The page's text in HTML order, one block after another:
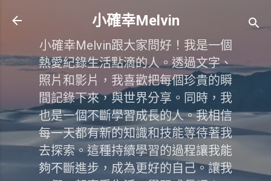
跳到主要內容
小確幸Melvin
小確幸Melvin跟大家問好！我是一個
熱愛紀錄生活點滴的人。透過文字、
照片和影片，我喜歡把每個珍貴的瞬
間記錄下來，與世界分享。同時，我
也是一個不斷學習成長的人。我相信
每一天都有新的知識和技能等待著我
去探索。這種持續學習的過程讓我能
夠不斷進步，成為更好的自己。讓我